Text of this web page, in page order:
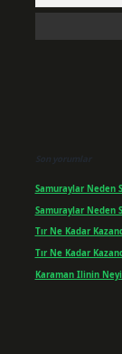
Son yorumlar
Samuraylar Neden
Samuraylar Neden
Tır Ne Kadar
Tır Ne Kadar
Karaman Ilinin